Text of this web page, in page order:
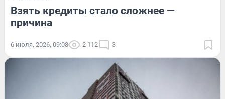
Взять кредиты стало сложнее —
причина
6 июля, 2026, 09:08 2 112 3